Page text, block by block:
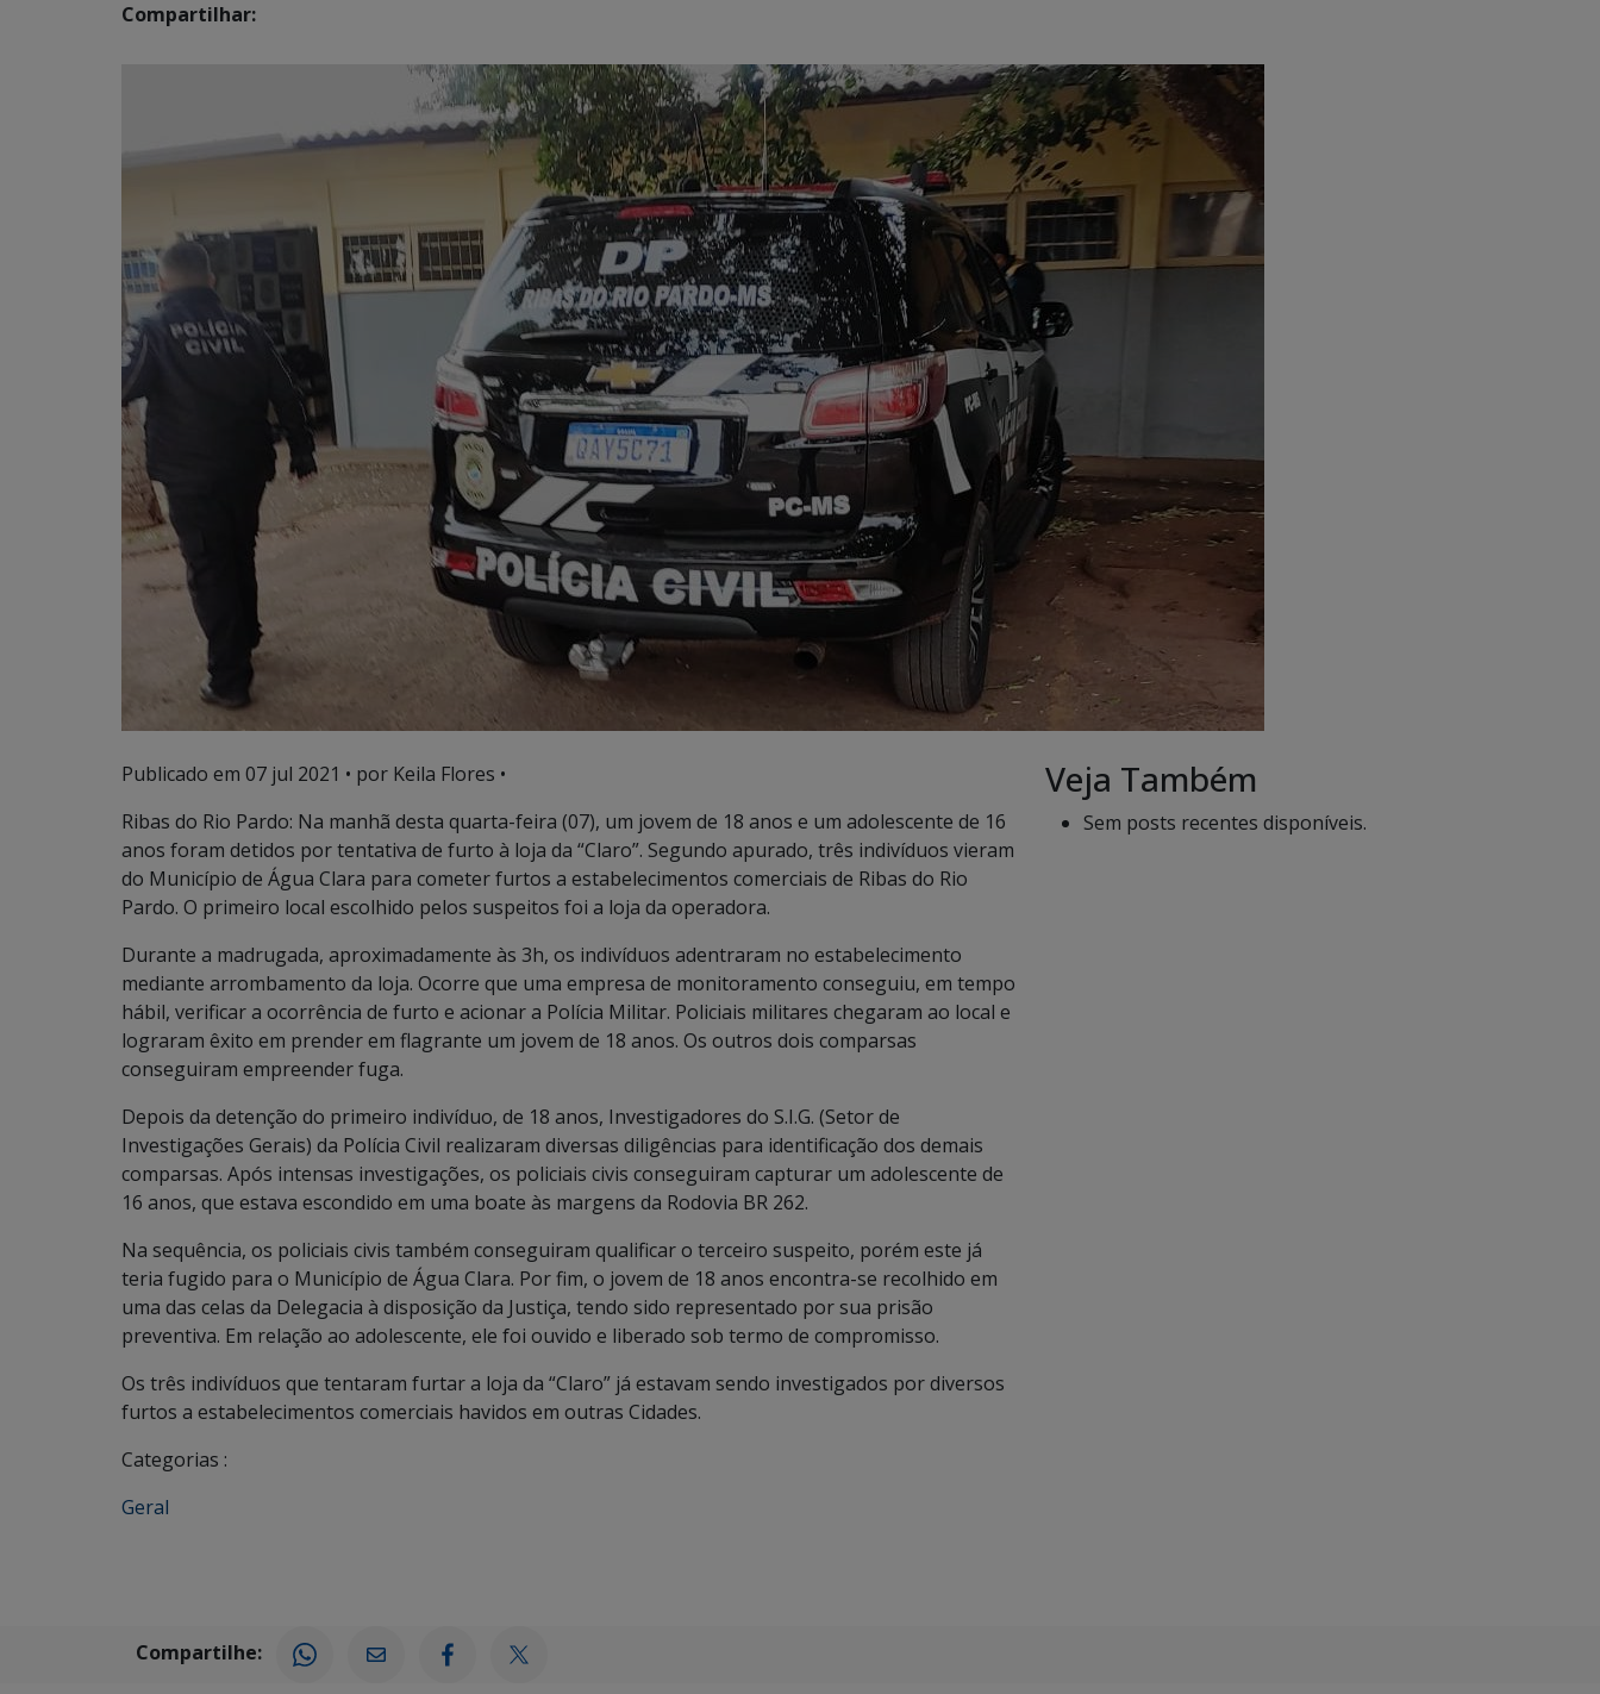
Compartilhar:
Publicado em 07 jul 2021 • por Keila Flores •
Ribas do Rio Pardo: Na manhã desta quarta-feira (07), um jovem de 18 anos e um adolescente de 16
anos foram detidos por tentativa de furto à loja da “Claro”. Segundo apurado, três indivíduos vieram
do Município de Água Clara para cometer furtos a estabelecimentos comerciais de Ribas do Rio
Pardo. O primeiro local escolhido pelos suspeitos foi a loja da operadora.
Durante a madrugada, aproximadamente às 3h, os indivíduos adentraram no estabelecimento
mediante arrombamento da loja. Ocorre que uma empresa de monitoramento conseguiu, em tempo
hábil, verificar a ocorrência de furto e acionar a Polícia Militar. Policiais militares chegaram ao local e
lograram êxito em prender em flagrante um jovem de 18 anos. Os outros dois comparsas
conseguiram empreender fuga.
Depois da detenção do primeiro indivíduo, de 18 anos, Investigadores do S.I.G. (Setor de
Investigações Gerais) da Polícia Civil realizaram diversas diligências para identificação dos demais
comparsas. Após intensas investigações, os policiais civis conseguiram capturar um adolescente de
16 anos, que estava escondido em uma boate às margens da Rodovia BR 262.
Na sequência, os policiais civis também conseguiram qualificar o terceiro suspeito, porém este já
teria fugido para o Município de Água Clara. Por fim, o jovem de 18 anos encontra-se recolhido em
uma das celas da Delegacia à disposição da Justiça, tendo sido representado por sua prisão
preventiva. Em relação ao adolescente, ele foi ouvido e liberado sob termo de compromisso.
Os três indivíduos que tentaram furtar a loja da “Claro” já estavam sendo investigados por diversos
furtos a estabelecimentos comerciais havidos em outras Cidades.
Categorias :
Geral
Veja Também
Sem posts recentes disponíveis.
Compartilhe: